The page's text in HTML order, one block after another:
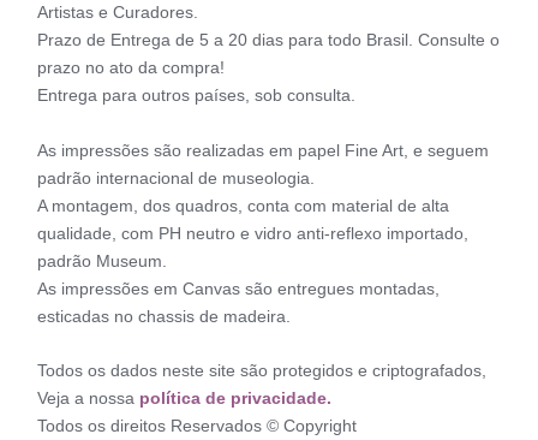
Artistas e Curadores.
Prazo de Entrega de 5 a 20 dias para todo Brasil. Consulte o
prazo no ato da compra!
Entrega para outros países, sob consulta.
As impressões são realizadas em papel Fine Art, e seguem
padrão internacional de museologia.
A montagem, dos quadros, conta com material de alta
qualidade, com PH neutro e vidro anti-reflexo importado,
padrão Museum.
As impressões em Canvas são entregues montadas,
esticadas no chassis de madeira.
Todos os dados neste site são protegidos e criptografados,
Veja a nossa política de privacidade.
Todos os direitos Reservados © Copyright